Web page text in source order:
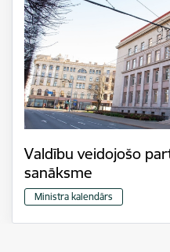
Valdību veidojošo
sanāksme
Ministra kalendārs